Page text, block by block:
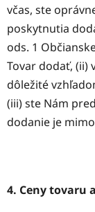
včas, ste
poskytnutia
ods. 1
Tovar dodať, (ii)
dôležité
(iii) ste Nám
dodanie je
4. Ceny tovaru